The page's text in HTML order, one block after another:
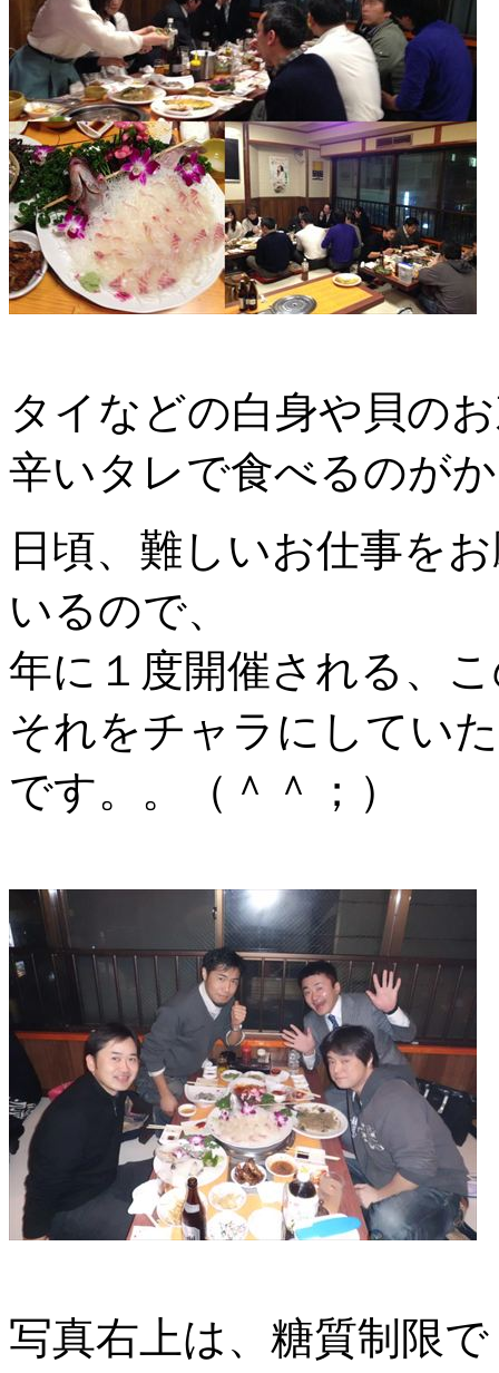
タイなどの白身や貝の
辛いタレで食べるのが
日頃、難しいお仕事を
いるので、
年に１度開催される、
それをチャラにしてい
です。。（＾＾；）
写真右上は、糖質制限で